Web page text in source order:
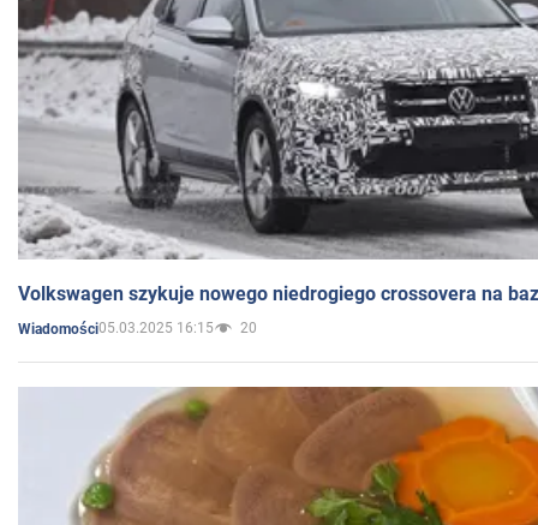
Volkswagen szykuje nowego niedrogiego crossovera na
Wiadomości05.03.2025 16:15 20